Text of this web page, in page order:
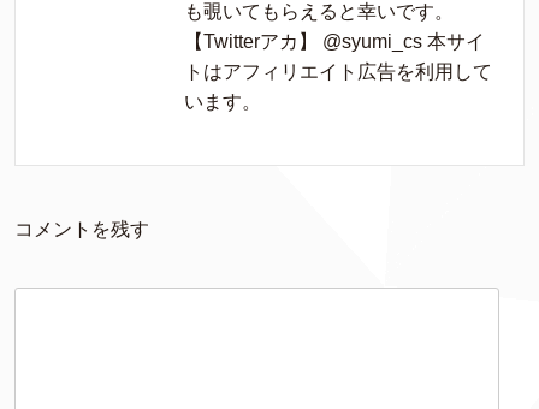
も覗いてもらえると幸いです。
【Twitterアカ】 @syumi_cs 本サイ
トはアフィリエイト広告を利用して
います。
コメントを残す